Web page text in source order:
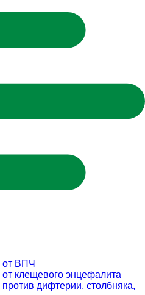
от ВПЧ
клещевого энцефалита
дифтерии, столбняка,